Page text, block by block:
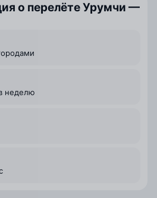
о перелёте Урумчи —
неделю